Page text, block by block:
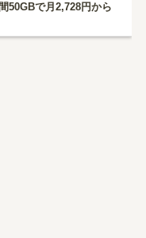
50GBで月2,728円から